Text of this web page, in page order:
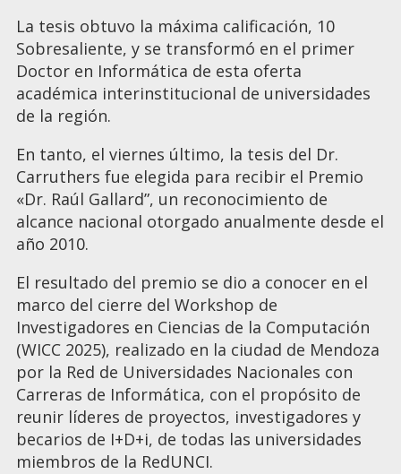
La tesis obtuvo la máxima calificación, 10
Sobresaliente, y se transformó en el primer
Doctor en Informática de esta oferta
académica interinstitucional de universidades
de la región.
En tanto, el viernes último, la tesis del Dr.
Carruthers fue elegida para recibir el Premio
«Dr. Raúl Gallard”, un reconocimiento de
alcance nacional otorgado anualmente desde el
año 2010.
El resultado del premio se dio a conocer en el
marco del cierre del Workshop de
Investigadores en Ciencias de la Computación
(WICC 2025), realizado en la ciudad de Mendoza
por la Red de Universidades Nacionales con
Carreras de Informática, con el propósito de
reunir líderes de proyectos, investigadores y
becarios de I+D+i, de todas las universidades
miembros de la RedUNCI.